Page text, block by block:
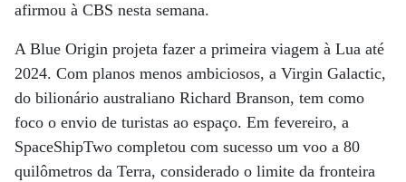
afirmou à CBS nesta semana.
A Blue Origin projeta fazer a primeira viagem à Lua até
2024. Com planos menos ambiciosos, a Virgin Galactic,
do bilionário australiano Richard Branson, tem como
foco o envio de turistas ao espaço. Em fevereiro, a
SpaceShipTwo completou com sucesso um voo a 80
quilômetros da Terra, considerado o limite da fronteira